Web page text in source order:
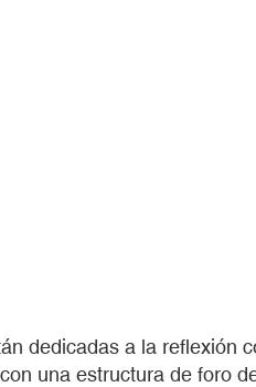
dedicadas a la
una estructura de foro